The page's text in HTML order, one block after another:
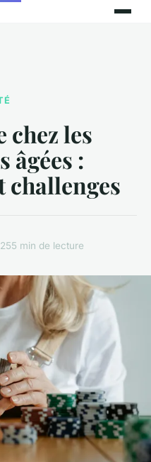
chez les
âgées :
challenges
5 min de lecture